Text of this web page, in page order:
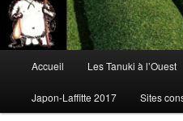
principal
Accueil Les Tanuki à l’Ouest
Japon-Laffitte 2017 Sites